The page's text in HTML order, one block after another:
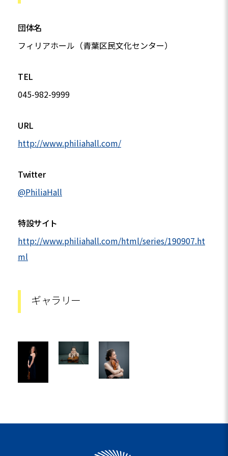
団体名
フィリアホール（青葉区民文化センター）
TEL
045-982-9999
URL
http://www.philiahall.com/
Twitter
@PhiliaHall
特設サイト
http://www.philiahall.com/html/series/190907.ht
ml
ギャラリー